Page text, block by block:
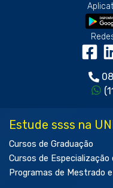
Estude ssss na
Cursos de Graduação
Cursos de Especialização
Programas de Mestrado